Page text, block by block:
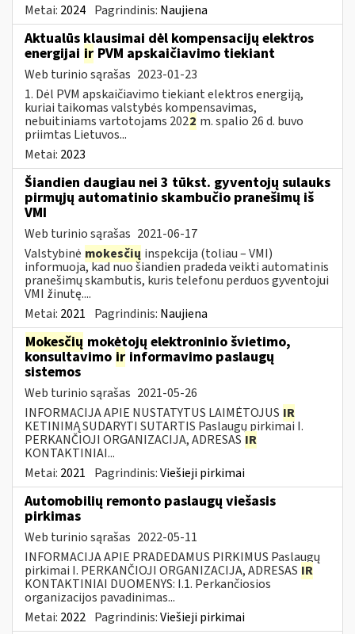
Metai: 2024 Pagrindinis: Naujiena
Aktualūs klausimai dėl kompensacijų elektros
energijai ir PVM apskaičiavimo tiekiant
Web turinio sąrašas 2023-01-23
1. Dėl PVM apskaičiavimo tiekiant elektros energiją,
kuriai taikomas valstybės kompensavimas,
nebuitiniams vartotojams 2022 m. spalio 26 d. buvo
priimtas Lietuvos...
Metai: 2023
Šiandien daugiau nei 3 tūkst. gyventojų sulauks
pirmųjų automatinio skambučio pranešimų iš
VMI
Web turinio sąrašas 2021-06-17
Valstybinė mokesčių inspekcija (toliau – VMI)
informuoja, kad nuo šiandien pradeda veikti automatinis
pranešimų skambutis, kuris telefonu perduos gyventojui
VMI žinutę....
Metai: 2021 Pagrindinis: Naujiena
Mokesčių mokėtojų elektroninio švietimo,
konsultavimo ir informavimo paslaugų
sistemos
Web turinio sąrašas 2021-05-26
INFORMACIJA APIE NUSTATYTUS LAIMĖTOJUS IR
KETINIMĄ SUDARYTI SUTARTIS Paslaugų pirkimai I.
PERKANČIOJI ORGANIZACIJA, ADRESAS IR
KONTAKTINIAI...
Metai: 2021 Pagrindinis:Viešieji pirkimai
Automobilių remonto paslaugų viešasis
pirkimas
Web turinio sąrašas 2022-05-11
INFORMACIJA APIE PRADEDAMUS PIRKIMUS Paslaugų
pirkimai I. PERKANČIOJI ORGANIZACIJA, ADRESAS IR
KONTAKTINIAI DUOMENYS: I.1. Perkančiosios
organizacijos pavadinimas...
Metai: 2022 Pagrindinis:Viešieji pirkimai